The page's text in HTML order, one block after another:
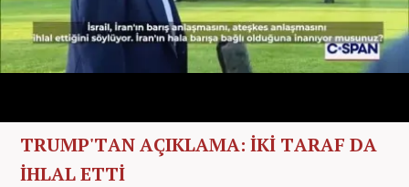
TRUMP'TAN AÇIKLAMA: İKİ TARAF DA
İHLAL ETTİ